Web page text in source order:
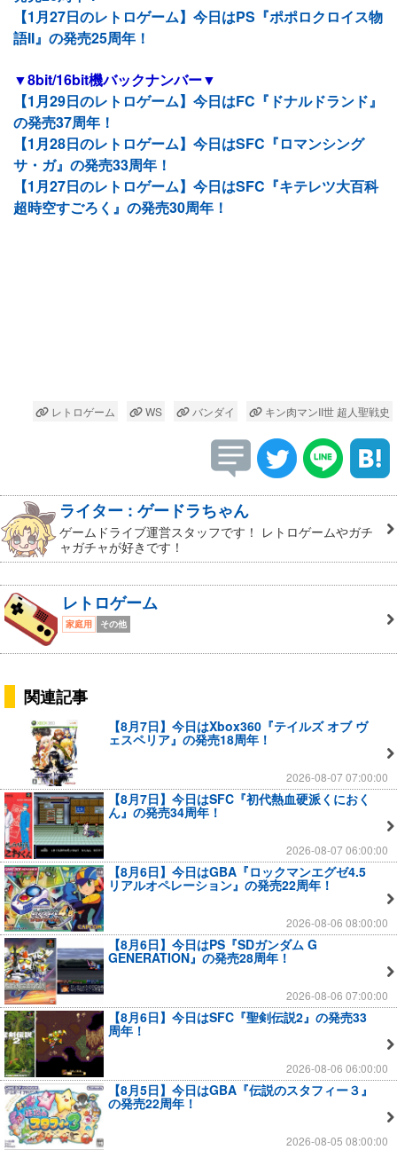
【1月27日のレトロゲーム】今日はPS『ポポロクロイス物
語II』の発売25周年！
▼8bit/16bit機バックナンバー▼
【1月29日のレトロゲーム】今日はFC『ドナルドランド』
の発売37周年！
【1月28日のレトロゲーム】今日はSFC『ロマンシング
サ・ガ』の発売33周年！
【1月27日のレトロゲーム】今日はSFC『キテレツ大百科
超時空すごろく』の発売30周年！
レトロゲーム WS バンダイ キン肉マンII世 超人聖戦史
ライター : ゲードラちゃん
ゲームドライブ運営スタッフです！ レトロゲームやガチ
ャガチャが好きです！
レトロゲーム
家庭用 その他
関連記事
【8月7日】今日はXbox360『テイルズ オブ ヴ
ェスペリア』の発売18周年！
2026-08-07 07:00:00
【8月7日】今日はSFC『初代熱血硬派くにおく
ん』の発売34周年！
2026-08-07 06:00:00
【8月6日】今日はGBA『ロックマンエグゼ4.5
リアルオペレーション』の発売22周年！
2026-08-06 08:00:00
【8月6日】今日はPS『SDガンダム G
GENERATION』の発売28周年！
2026-08-06 07:00:00
【8月6日】今日はSFC『聖剣伝説2』の発売33
周年！
2026-08-06 06:00:00
【8月5日】今日はGBA『伝説のスタフィー３』
の発売22周年！
2026-08-05 08:00:00